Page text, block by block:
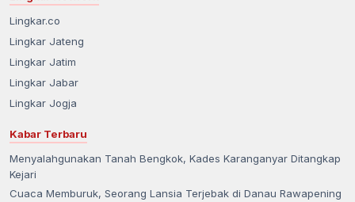
Lingkar.co
Lingkar Jateng
Lingkar Jatim
Lingkar Jabar
Lingkar Jogja
Kabar Terbaru
Menyalahgunakan Tanah Bengkok, Kades Karanganyar Ditangkap
Kejari
Cuaca Memburuk, Seorang Lansia Terjebak di Danau Rawapening